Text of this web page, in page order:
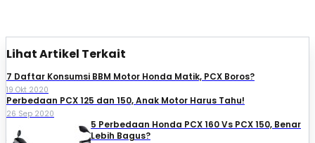
Lihat Artikel Terkait
7 Daftar Konsumsi BBM Motor Honda Matik, PCX Boros?
19 Okt 2020
Perbedaan PCX 125 dan 150, Anak Motor Harus Tahu!
26 Sep 2020
5 Perbedaan Honda PCX 160 Vs PCX 150, Benar
Lebih Bagus?